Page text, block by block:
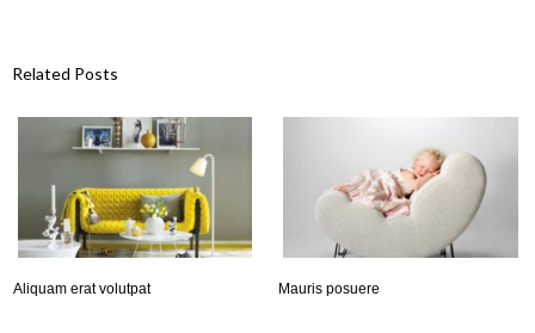
Related Posts
Aliquam erat volutpat Mauris posuere